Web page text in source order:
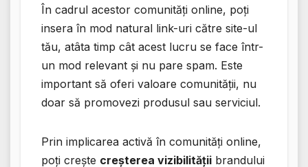
În cadrul acestor comunități online, poți
insera în mod natural link-uri către site-ul
tău, atâta timp cât acest lucru se face într-
un mod relevant și nu pare spam. Este
important să oferi valoare comunității, nu
doar să promovezi produsul sau serviciul.
Prin implicarea activă în comunități online,
poți crește creșterea vizibilității brandului